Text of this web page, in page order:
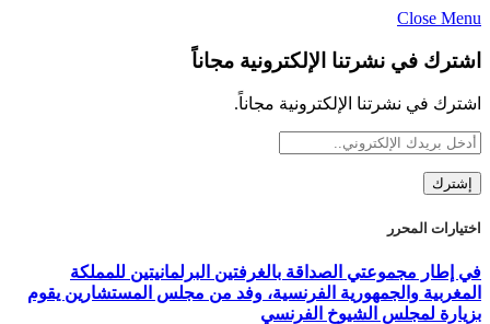
Close Menu
اشترك في نشرتنا الإلكترونية مجاناً
اشترك في نشرتنا الإلكترونية مجاناً.
اختيارات المحرر
في إطار مجموعتي الصداقة بالغرفتين البرلمانيتين للمملكة
المغربية والجمهورية الفرنسية، وفد من مجلس المستشارين يقوم
بزيارة لمجلس الشيوخ الفرنسي